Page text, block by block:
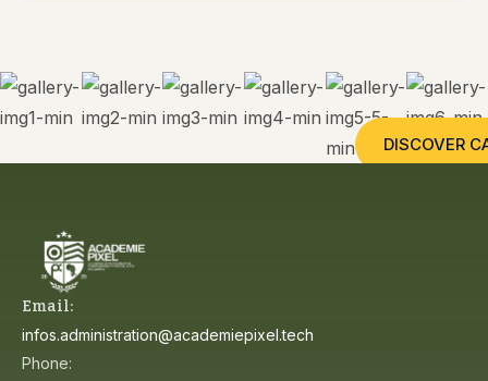
DISCOVER
Email:
infos.administration@academiepixel.tech
Phone: